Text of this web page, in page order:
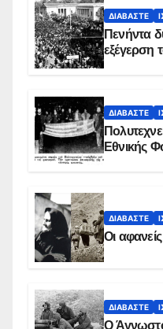
ΔΙΑΒΆΣΤΕ
Πενήντα
εξέγερση
ΔΙΑΒΆΣΤΕ
Εθνικής
ΔΙΑΒΆΣΤΕ
Οι
ΔΙΑΒΆΣΤΕ
Ο